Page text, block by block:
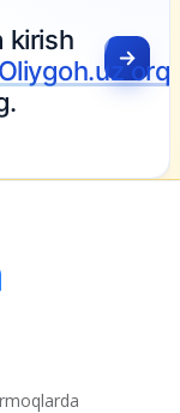
kirish